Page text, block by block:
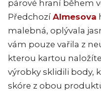
párové hraní během
Předchozí Almesova
malebná, oplývala
vám pouze vařila z
kterou kartou
výrobky sklidili body,
skóre z obou